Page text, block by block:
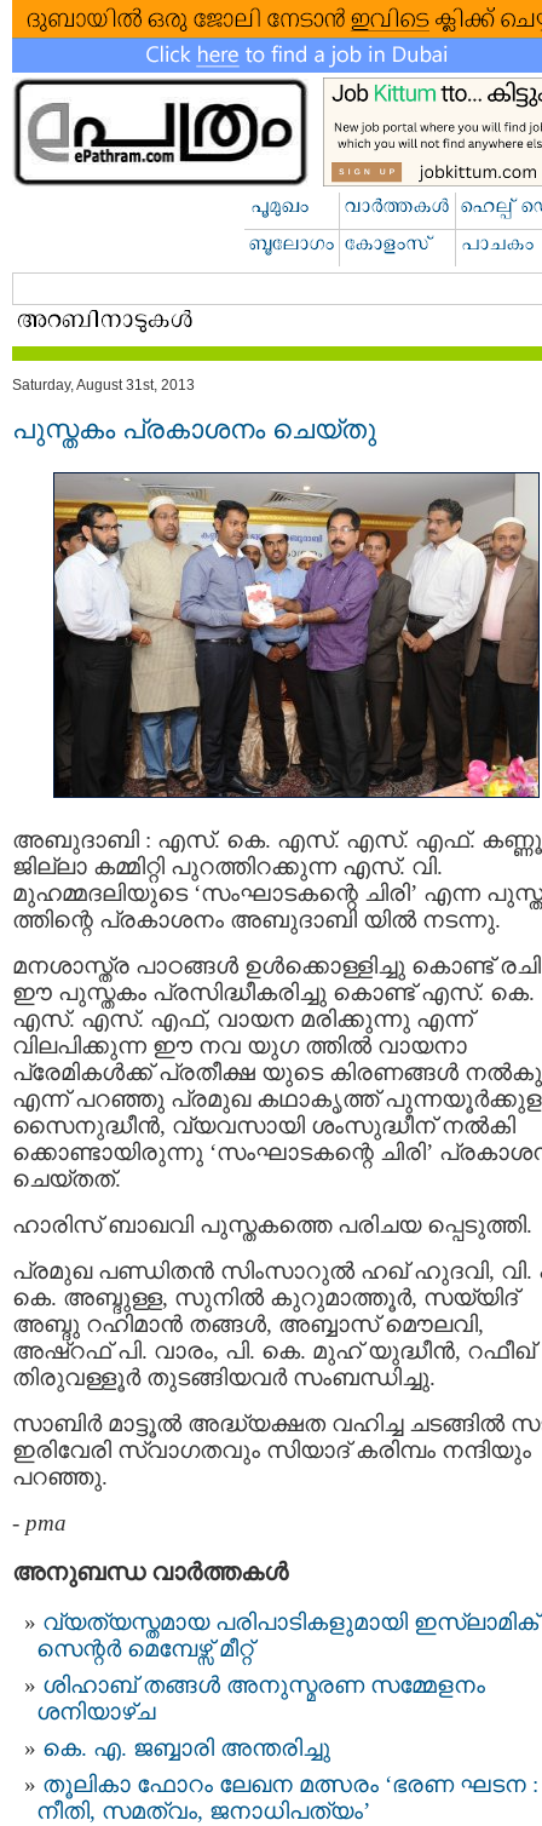
Saturday, August 31st, 2013
പുസ്തകം പ്രകാശനം ചെയ്തു
അബുദാബി : എസ്. കെ. എസ്. എസ്. എഫ്.
ജില്ലാ കമ്മിറ്റി പുറത്തിറക്കുന്ന എസ്. വി.
മുഹമ്മദലിയുടെ ‘സംഘാടകന്റെ ചിരി’ എന്ന
ത്തിന്റെ പ്രകാശനം അബുദാബി യില്‍ നടന്നു.
മനശാസ്ത്ര പാഠങ്ങള്‍ ഉള്‍ക്കൊള്ളിച്ചു കൊണ്ട്
ഈ പുസ്തകം പ്രസിദ്ധീകരിച്ചു കൊണ്ട് എസ്. കെ.
എസ്. എസ്. എഫ്, വായന മരിക്കുന്നു എന്ന്
വിലപിക്കുന്ന ഈ നവ യുഗ ത്തില്‍ വായനാ
പ്രേമികള്‍ക്ക് പ്രതീക്ഷ യുടെ കിരണങ്ങള്‍
എന്ന് പറഞ്ഞു പ്രമുഖ കഥാകൃത്ത്
സൈനുദ്ധീന്‍, വ്യവസായി ശംസുദ്ധീന് നല്‍കി
ക്കൊണ്ടായിരുന്നു ‘സംഘാടകന്റെ ചിരി’
ചെയ്തത്.
ഹാരിസ്‌ ബാഖവി പുസ്തകത്തെ പരിചയ പ്പെടുത്തി.
പ്രമുഖ പണ്ഡിതന്‍ സിംസാറുല്‍ ഹഖ് ഹുദവി, വി.
കെ. അബ്ദുള്ള, സുനില്‍ കുറുമാത്തൂര്‍, സയ്യിദ്‌
അബ്ദു റഹിമാന്‍ തങ്ങള്‍, അബ്ബാസ്‌ മൌലവി,
അഷ്‌റഫ്‌ പി. വാരം, പി. കെ. മുഹ് യുദ്ധീന്‍, റഫീഖ്‌
തിരുവള്ളൂര്‍ തുടങ്ങിയവര്‍ സംബന്ധിച്ചു.
സാബിര്‍ മാട്ടൂല്‍ അദ്ധ്യക്ഷത വഹിച്ച ചടങ്ങില്‍
ഇരിവേരി സ്വാഗതവും സിയാദ്‌ കരിമ്പം നന്ദിയും
പറഞ്ഞു.
- pma
അനുബന്ധ വാര്‍ത്തകള്‍
വ്യത്യസ്തമായ പരിപാടികളുമായി ഇസ്ലാമിക്
സെന്റർ മെമ്പേഴ്സ് മീറ്റ്
ശിഹാബ് തങ്ങൾ അനുസ്മരണ സമ്മേളനം
ശനിയാഴ്ച
കെ. എ. ജബ്ബാരി അന്തരിച്ചു
തൂലികാ ഫോറം ലേഖന മത്സരം ‘ഭരണ ഘടന :
നീതി, സമത്വം, ജനാധിപത്യം’